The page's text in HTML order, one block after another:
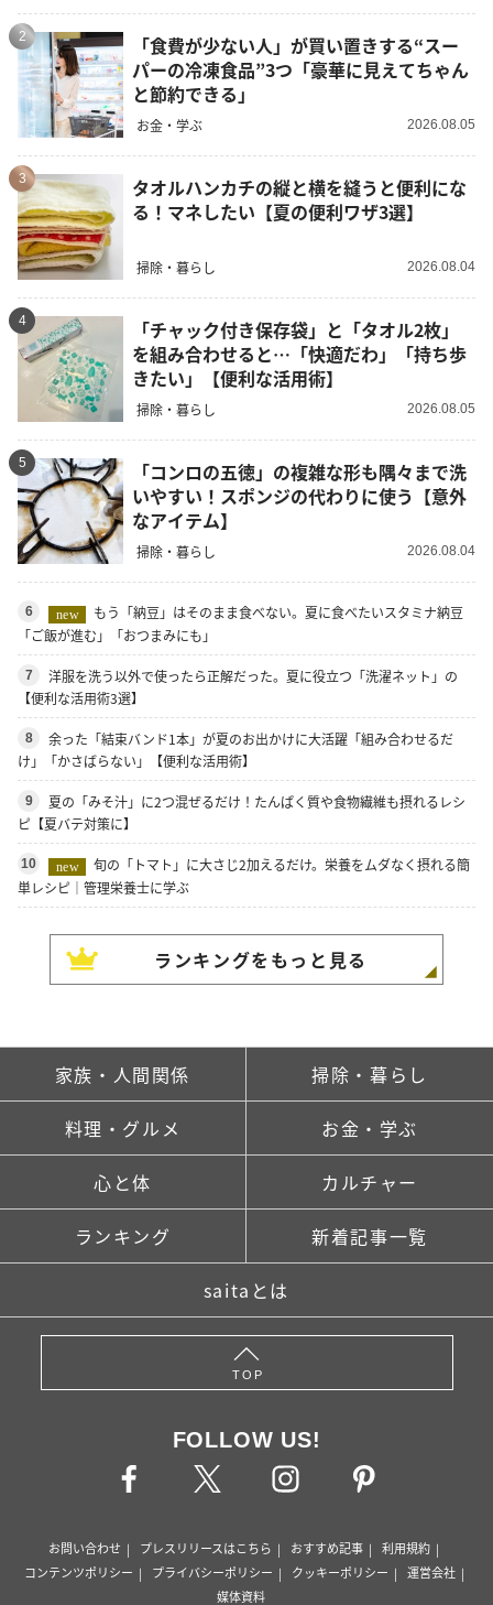
2
「食費が少ない人」が買い置きする“スー
パーの冷凍食品”3つ「豪華に見えてちゃん
と節約できる」
お金・学ぶ 2026.08.05
3
タオルハンカチの縦と横を縫うと便利にな
る！マネしたい【夏の便利ワザ3選】
掃除・暮らし 2026.08.04
4
「チャック付き保存袋」と「タオル2枚」
を組み合わせると…「快適だわ」「持ち歩
きたい」【便利な活用術】
掃除・暮らし 2026.08.05
5
「コンロの五徳」の複雑な形も隅々まで洗
いやすい！スポンジの代わりに使う【意外
なアイテム】
掃除・暮らし 2026.08.04
6 new
もう「納豆」はそのまま食べない。夏に食べたいスタミナ納豆
「ご飯が進む」「おつまみにも」
7
洋服を洗う以外で使ったら正解だった。夏に役立つ「洗濯ネット」の
【便利な活用術3選】
8
余った「結束バンド1本」が夏のお出かけに大活躍「組み合わせるだ
け」「かさばらない」【便利な活用術】
9
夏の「みそ汁」に2つ混ぜるだけ！たんぱく質や食物繊維も摂れるレシ
ピ【夏バテ対策に】
10 new
旬の「トマト」に大さじ2加えるだけ。栄養をムダなく摂れる簡
単レシピ｜管理栄養士に学ぶ
ランキングをもっと見る
家族・人間関係 掃除・暮らし
料理・グルメ お金・学ぶ
心と体 カルチャー
ランキング 新着記事一覧
saitaとは
TOP
FOLLOW US!
お問い合わせ プレスリリースはこちら おすすめ記事
利用規約
コンテンツポリシー
プライバシーポリシー クッキーポリシー
運営会社
媒体資料